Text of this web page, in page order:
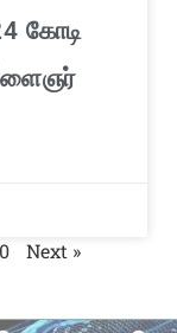
கோடி
Next »